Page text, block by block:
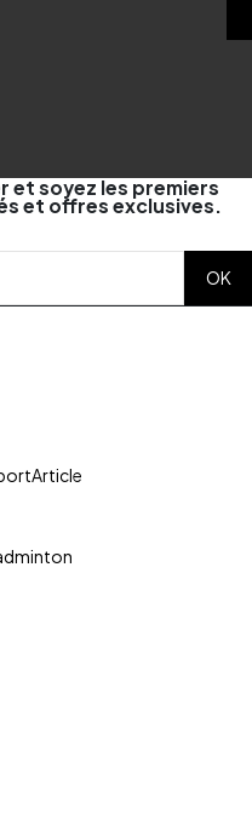
et soyez les premiers
et offres exclusives.